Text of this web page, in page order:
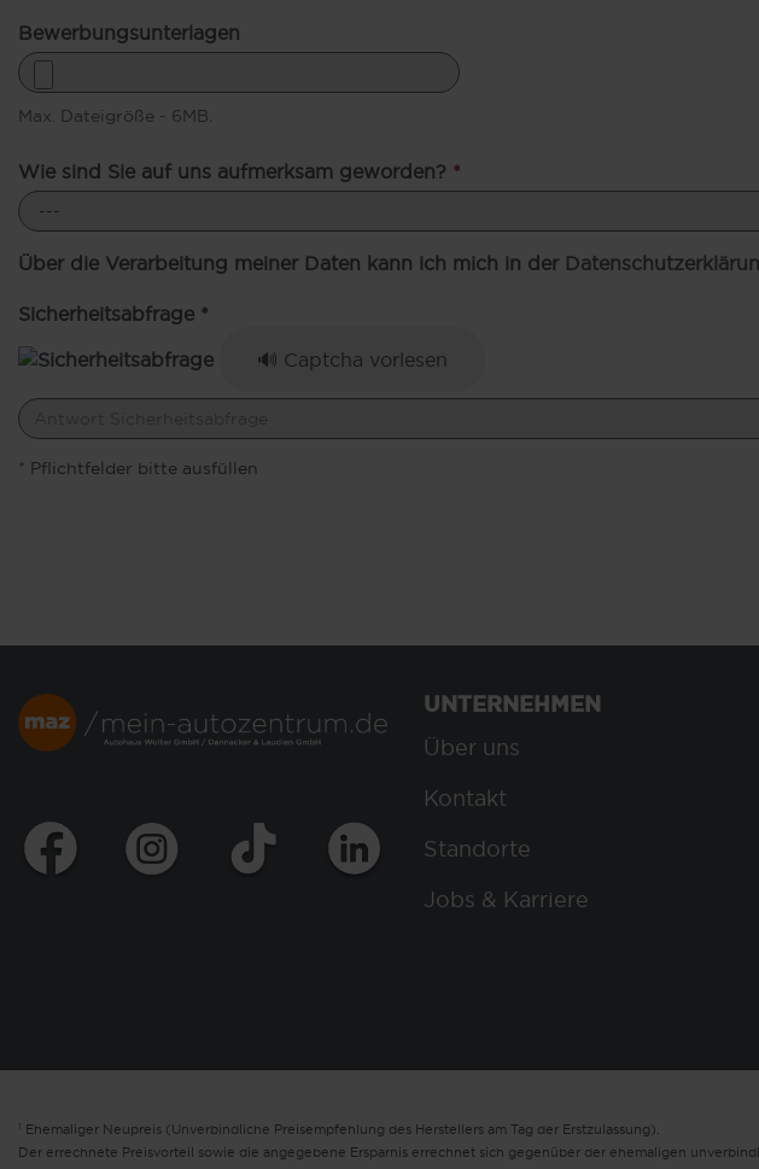
Bewerbungsunterlagen
Max. Dateigröße - 6MB.
Wie sind Sie auf uns aufmerksam geworden? *
Über die Verarbeitung meiner Daten kann ich mich in der
Sicherheitsabfrage *
🔊 Captcha vorlesen
* Pflichtfelder bitte ausfüllen
UNTERNEHMEN
Über uns
Kontakt
Standorte
Jobs & Karriere
1 Ehemaliger Neupreis (Unverbindliche Preisempfehlung des Herstellers am Tag der Erstzulassung).
Der errechnete Preisvorteil sowie die angegebene Ersparnis errechnet sich gegenüber der ehemaligen